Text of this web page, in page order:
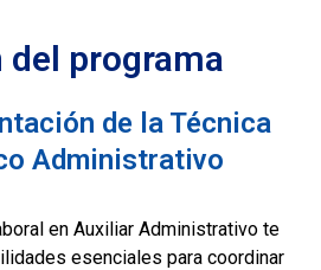
programa
de la Técnica
Administrativo
en Auxiliar Administrativo te
esenciales para coordinar